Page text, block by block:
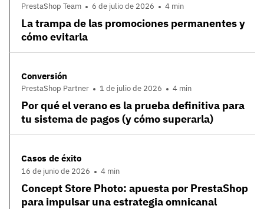
PrestaShop Team 6 de julio de 2026 4 min
La trampa de las promociones permanentes y
cómo evitarla
Conversión
PrestaShop Partner 1 de julio de 2026 4 min
Por qué el verano es la prueba definitiva para
tu sistema de pagos (y cómo superarla)
Casos de éxito
16 de junio de 2026 4 min
Concept Store Photo: apuesta por PrestaShop
para impulsar una estrategia omnicanal